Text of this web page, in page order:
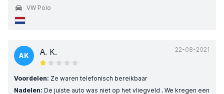
VW Polo
22-08-2021
AK A. K.
Voordelen: Ze waren telefonisch bereikbaar
Nadelen: De juiste auto was niet op het vliegveld . We kregen een